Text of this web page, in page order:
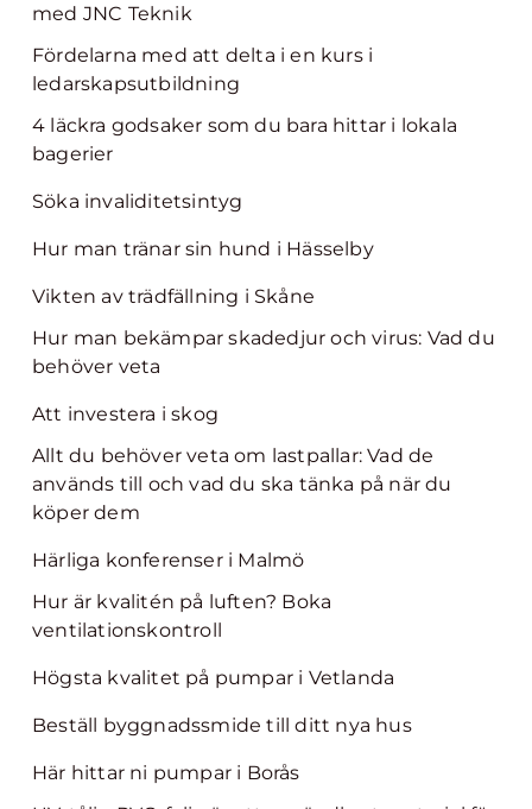
med JNC Teknik
Fördelarna med att delta i en kurs i
ledarskapsutbildning
4 läckra godsaker som du bara hittar i lokala
bagerier
Söka invaliditetsintyg
Hur man tränar sin hund i Hässelby
Vikten av trädfällning i Skåne
Hur man bekämpar skadedjur och virus: Vad du
behöver veta
Att investera i skog
Allt du behöver veta om lastpallar: Vad de
används till och vad du ska tänka på när du
köper dem
Härliga konferenser i Malmö
Hur är kvalitén på luften? Boka
ventilationskontroll
Högsta kvalitet på pumpar i Vetlanda
Beställ byggnadssmide till ditt nya hus
Här hittar ni pumpar i Borås